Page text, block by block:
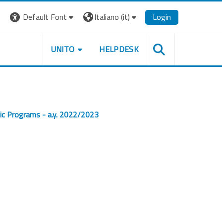
Default Font
Italiano ‎(it)‎ Login
UNITO HELPDESK
Programs - a.y. 2022/2023